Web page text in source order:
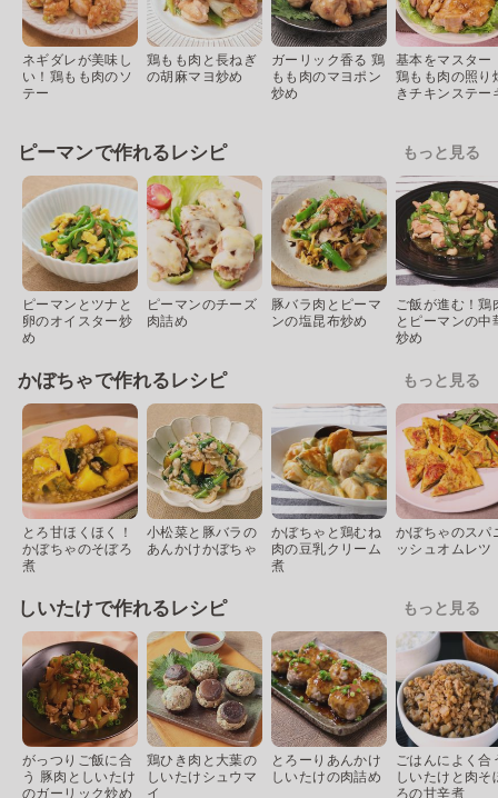
ネギダレが美味し
い！鶏もも肉のソ
テー
鶏もも肉と長ねぎ
の胡麻マヨ炒め
ガーリック香る 鶏
もも肉のマヨポン
炒め
基本をマスター
鶏もも肉の照り
きチキンステー
ピーマンで作れるレシピ もっと見る
ピーマンとツナと
卵のオイスター炒
め
ピーマンのチーズ
肉詰め
豚バラ肉とピーマ
ンの塩昆布炒め
ご飯が進む！鶏
とピーマンの中
炒め
かぼちゃで作れるレシピ もっと見る
とろ甘ほくほく！
かぼちゃのそぼろ
煮
小松菜と豚バラの
あんかけかぼちゃ
かぼちゃと鶏むね
肉の豆乳クリーム
煮
かぼちゃのスパ
ッシュオムレツ
しいたけで作れるレシピ もっと見る
がっつりご飯に合
う 豚肉としいたけ
のガーリック炒め
鶏ひき肉と大葉の
しいたけシュウマ
イ
とろーりあんかけ
しいたけの肉詰め
ごはんによく合
しいたけと肉そ
ろの甘辛煮